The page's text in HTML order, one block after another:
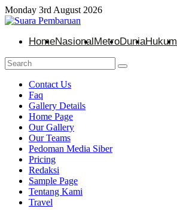
Monday 3rd August 2026
HomeNasionalMetroDuniaHukum
Contact Us
Faq
Gallery Details
Home Page
Our Gallery
Our Teams
Pedoman Media Siber
Pricing
Redaksi
Sample Page
Tentang Kami
Travel